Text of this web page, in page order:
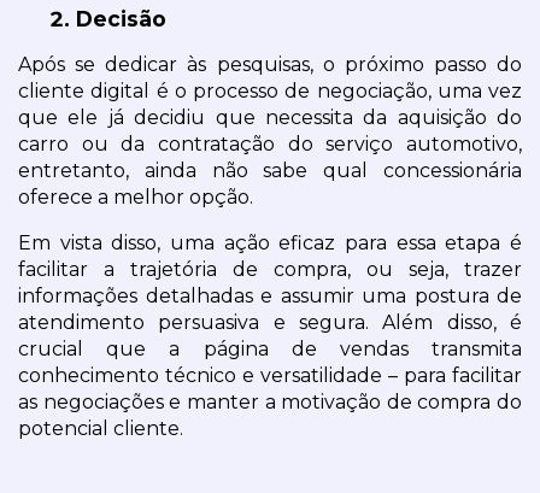
Decisão
Após se dedicar às pesquisas, o próximo passo do
cliente digital é o processo de negociação, uma vez
que ele já decidiu que necessita da aquisição do
carro ou da contratação do serviço automotivo,
entretanto, ainda não sabe qual concessionária
oferece a melhor opção.
Em vista disso, uma ação eficaz para essa etapa é
facilitar a trajetória de compra, ou seja, trazer
informações detalhadas e assumir uma postura de
atendimento persuasiva e segura. Além disso, é
crucial que a página de vendas transmita
conhecimento técnico e versatilidade – para facilitar
as negociações e manter a motivação de compra do
potencial cliente.